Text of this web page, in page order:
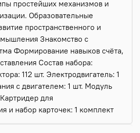
простейших механизмов и
Образовательные
пространственного и
мышления Знакомство с
Формирование навыков счёта,
Состав набора:
112 шт. Электродвигатель: 1
с двигателем: 1 шт. Модуль
для
и набор карточек: 1 комплект